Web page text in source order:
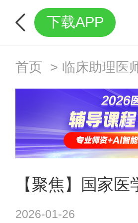
下载APP
首页 > 临床助理医
【聚焦】国家
2026-01-26